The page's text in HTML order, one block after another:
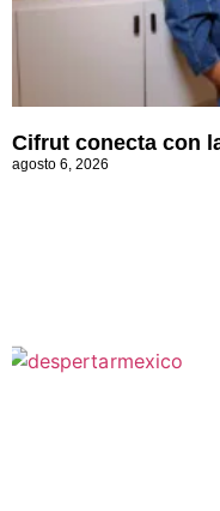
Cifrut conecta con
agosto 6, 2026